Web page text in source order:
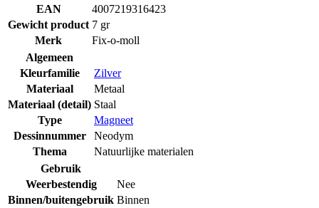
EAN
4007219316423
Gewicht product 7 gr
Merk
Fix-o-moll
Algemeen
Kleurfamilie
Zilver
Materiaal
Metaal
Materiaal (detail) Staal
Type
Magneet
Dessinnummer
Neodym
Thema
Natuurlijke materialen
Gebruik
Weerbestendig
Nee
Binnen/buitengebruik Binnen